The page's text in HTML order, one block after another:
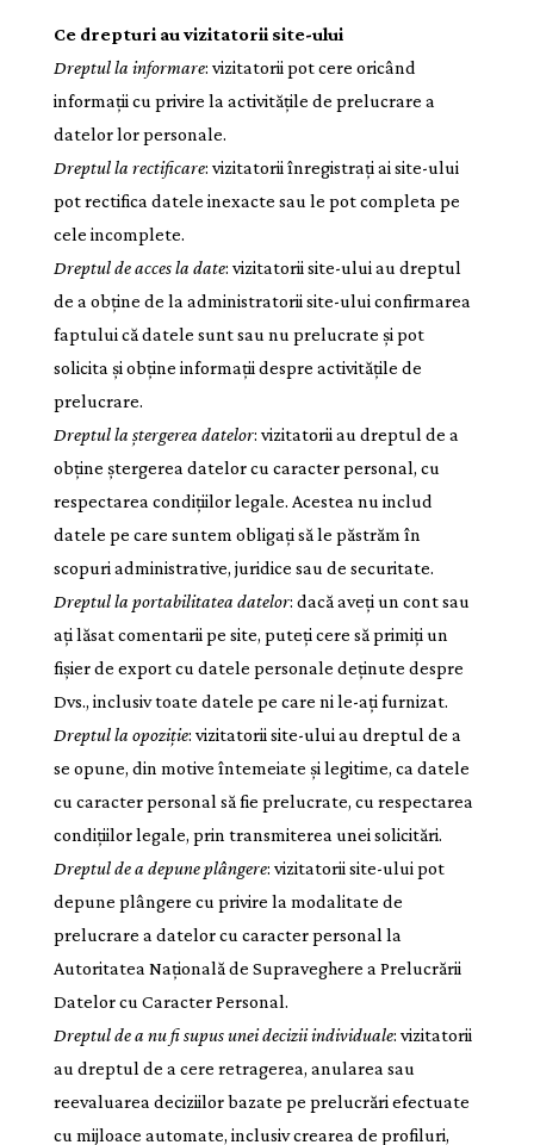
Ce drepturi au vizitatorii site-ului
Dreptul la informare: vizitatorii pot cere oricând
informații cu privire la activitățile de prelucrare a
datelor lor personale.
Dreptul la rectificare: vizitatorii înregistrați ai site-ului
pot rectifica datele inexacte sau le pot completa pe
cele incomplete.
Dreptul de acces la date: vizitatorii site-ului au dreptul
de a obține de la administratorii site-ului confirmarea
faptului că datele sunt sau nu prelucrate și pot
solicita și obține informații despre activitățile de
prelucrare.
Dreptul la ștergerea datelor: vizitatorii au dreptul de a
obține ștergerea datelor cu caracter personal, cu
respectarea condițiilor legale. Acestea nu includ
datele pe care suntem obligați să le păstrăm în
scopuri administrative, juridice sau de securitate.
Dreptul la portabilitatea datelor: dacă aveți un cont sau
ați lăsat comentarii pe site, puteți cere să primiți un
fișier de export cu datele personale deținute despre
Dvs., inclusiv toate datele pe care ni le-ați furnizat.
Dreptul la opoziție: vizitatorii site-ului au dreptul de a
se opune, din motive întemeiate și legitime, ca datele
cu caracter personal să fie prelucrate, cu respectarea
condițiilor legale, prin transmiterea unei solicitări.
Dreptul de a depune plângere: vizitatorii site-ului pot
depune plângere cu privire la modalitate de
prelucrare a datelor cu caracter personal la
Autoritatea Națională de Supraveghere a Prelucrării
Datelor cu Caracter Personal.
Dreptul de a nu fi supus unei decizii individuale: vizitatorii
au dreptul de a cere retragerea, anularea sau
reevaluarea deciziilor bazate pe prelucrări efectuate
cu mijloace automate, inclusiv crearea de profiluri,